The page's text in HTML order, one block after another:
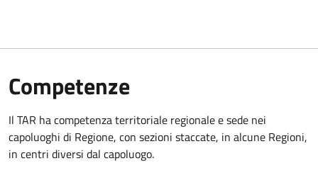
Competenze
Il TAR ha competenza territoriale regionale e sede nei
capoluoghi di Regione, con sezioni staccate, in alcune Regioni,
in centri diversi dal capoluogo.